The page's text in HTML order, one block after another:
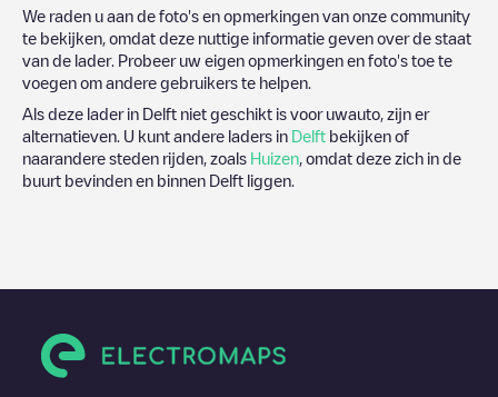
We raden u aan de foto's en opmerkingen van onze community
te bekijken, omdat deze nuttige informatie geven over de staat
van de lader. Probeer uw eigen opmerkingen en foto's toe te
voegen om andere gebruikers te helpen.
Als deze lader in Delft niet geschikt is voor uwauto, zijn er
alternatieven. U kunt andere laders in Delft bekijken of
naarandere steden rijden, zoals Huizen , omdat deze zich in de
buurt bevinden en binnen Delft liggen.